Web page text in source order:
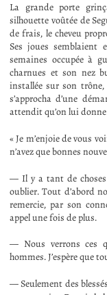
La grande porte
silhouette voûtée de
de frais, le cheveu
Ses joues semblaient
semaines occupée à
charnues et son nez
installée sur son
s’approcha d’une
attendit qu’on lui
« Je m’enjoie de vous
n’avez que bonnes
— Il y a tant de
oublier. Tout d’abord
remercie, par son
appel une fois de plus.
— Nous verrons ces
hommes. J’espère que
— Seulement des